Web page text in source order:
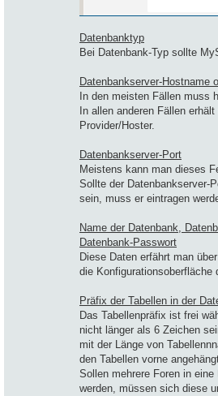
Datenbanktyp
Bei Datenbank-Typ sollte
Datenbankserver-Hostname
In den meisten Fällen muss
In allen anderen Fällen
Provider/Hoster.
Datenbankserver-Port
Meistens kann man dieses
Sollte der Datenbankserver-
sein, muss er eintragen
Name der Datenbank,
Datenbank-Passwort
Diese Daten erfährt man
die Konfigurationsoberfläche
Präfix der Tabellen in der
Das Tabellenpräfix ist frei
nicht länger als 6 Zeichen
mit der Länge von
den Tabellen vorne
Sollen mehrere Foren in
werden, müssen sich diese